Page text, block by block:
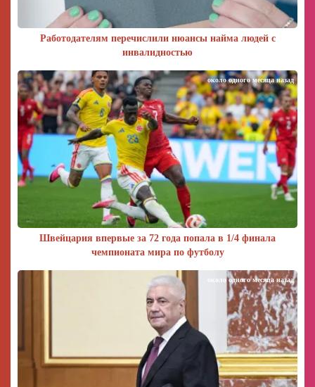
Работодателям перечислили нюансы найма людей с
инвалидностью
Швейцария впервые за 72 года попала в 1/4 финала
чемпионата мира по футболу
около одного месяца назад
около одного месяца назад